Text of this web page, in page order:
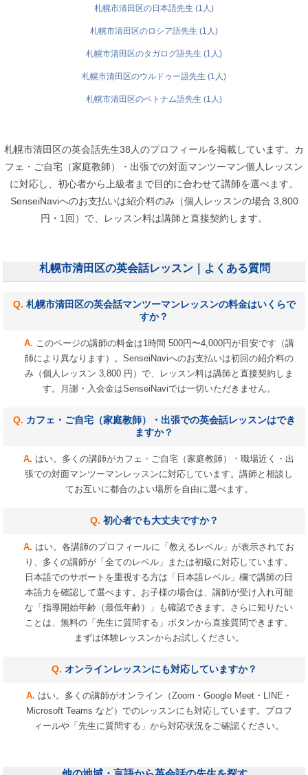
札幌市清田区の日本語先生 (1人)
札幌市清田区のロシア語先生 (1人)
札幌市清田区のタガログ語先生 (1人)
札幌市清田区のウルドゥー語先生 (1人)
札幌市清田区のベトナム語先生 (1人)
札幌市清田区の英会話先生38人のプロフィールを掲載しています。カ
フェ・ご自宅（家庭教師）・出張での対面マンツーマン個人レッスン
に対応し、初心者から上級者まで目的に合わせて講師を選べます。
SenseiNaviへのお支払いは紹介料のみ（個人レッスンの場合 3,800
円・1回）で、レッスン料は講師と直接契約します。
札幌市清田区の英会話レッスン｜よくある質問
札幌市清田区の英会話マンツーマンレッスンの料金はいくらで
すか？
このページの講師の料金は1時間 500円〜4,000円が目安です（講
師により異なります）。SenseiNaviへのお支払いは初回の紹介料の
み（個人レッスン 3,800 円）で、レッスン料は講師と直接契約しま
す。月謝・入会金はSenseiNaviでは一切いただきません。
カフェ・ご自宅（家庭教師）・出張での英会話レッスンはでき
ますか？
はい。多くの講師がカフェ・ご自宅（家庭教師）・職場近く・出
張での対面マンツーマンレッスンに対応しています。講師と相談し
てお互いに都合のよい場所を自由に選べます。
初心者でも大丈夫ですか？
はい。各講師のプロフィールに「教えるレベル」が表示されてお
り、多くの講師が「全てのレベル」または初級に対応しています。
日本語でのサポートを重視する方は「日本語レベル」欄で講師の日
本語力を確認して選べます。お子様の場合は、講師が受け入れ可能
な「指導開始年齢（最低年齢）」も確認できます。さらに知りたい
ことは、無料の「先生に質問する」ボタンから直接質問できます。
まずは体験レッスンからお試しください。
オンラインレッスンにも対応していますか？
はい。多くの講師がオンライン（Zoom・Google Meet・LINE・
Microsoft Teams など）でのレッスンにも対応しています。プロフ
ィールや「先生に質問する」から対応状況をご確認ください。